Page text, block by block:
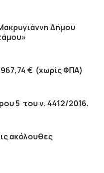
Δήμου
€ (χωρίς ΦΠΑ)
5 του ν. 4412/2016.
ακόλουθες